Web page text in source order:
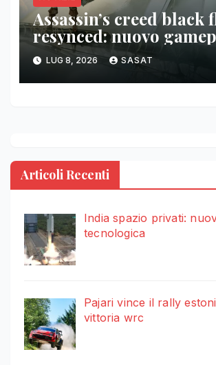
Assassin’s creed black
resynced: nuovo
combattimento navale
LUG 8, 2026 SASAT
Articoli Recenti
India spazio privati:
tecnologica
Pajari vince il rally
vittoria wrc